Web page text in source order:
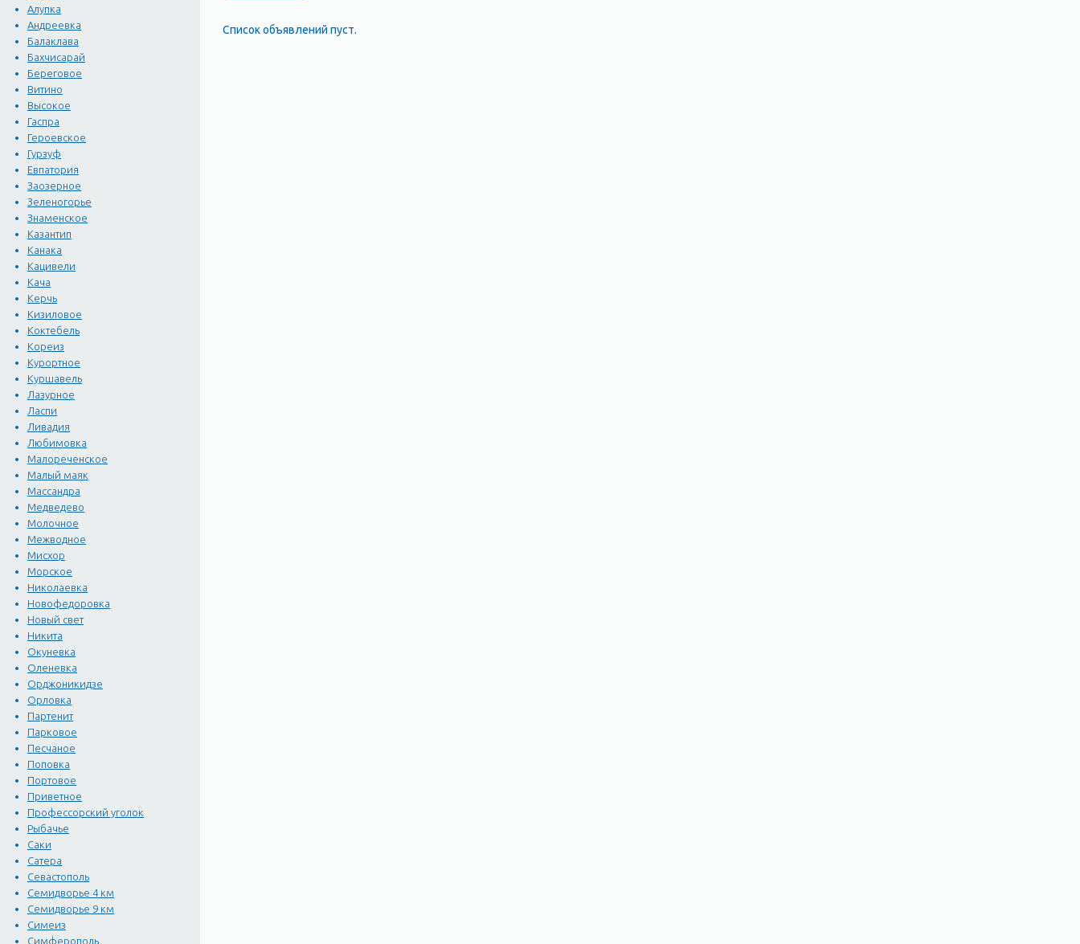
Алупка
Андреевка
Балаклава
Бахчисарай
Береговое
Витино
Высокое
Гаспра
Героевское
Гурзуф
Евпатория
Заозерное
Зеленогорье
Знаменское
Казантип
Канака
Кацивели
Кача
Керчь
Кизиловое
Коктебель
Кореиз
Курортное
Куршавель
Лазурное
Ласпи
Ливадия
Любимовка
Малореченское
Малый маяк
Массандра
Медведево
Молочное
Межводное
Мисхор
Морское
Николаевка
Новофедоровка
Новый свет
Никита
Окуневка
Оленевка
Орджоникидзе
Орловка
Партенит
Парковое
Песчаное
Поповка
Портовое
Приветное
Профессорский уголок
Рыбачье
Саки
Сатера
Севастополь
Семидворье 4 км
Семидворье 9 км
Симеиз
Симферополь
Список объявлений пуст.